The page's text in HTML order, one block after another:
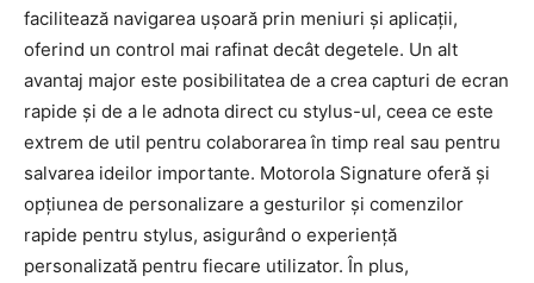
facilitează navigarea ușoară prin meniuri și aplicații,
oferind un control mai rafinat decât degetele. Un alt
avantaj major este posibilitatea de a crea capturi de ecran
rapide și de a le adnota direct cu stylus-ul, ceea ce este
extrem de util pentru colaborarea în timp real sau pentru
salvarea ideilor importante. Motorola Signature oferă și
opțiunea de personalizare a gesturilor și comenzilor
rapide pentru stylus, asigurând o experiență
personalizată pentru fiecare utilizator. În plus,